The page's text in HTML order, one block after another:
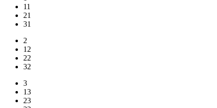
11
21
31
2
12
22
32
3
13
23